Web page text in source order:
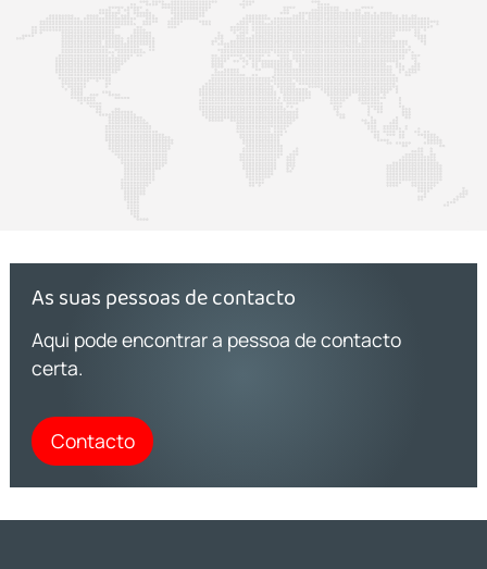
As suas pessoas de contacto
Aqui pode encontrar a pessoa de contacto
certa.
Contacto